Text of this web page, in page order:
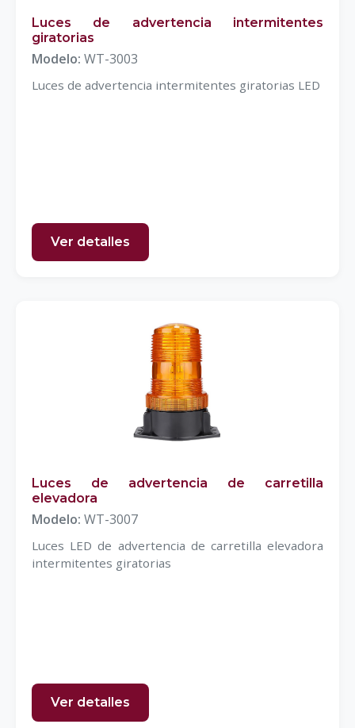
Luces de advertencia intermitentes
giratorias
Modelo: WT-3003
Luces de advertencia intermitentes giratorias LED
Ver detalles
Luces de advertencia de carretilla
elevadora
Modelo: WT-3007
Luces LED de advertencia de carretilla elevadora
intermitentes giratorias
Ver detalles